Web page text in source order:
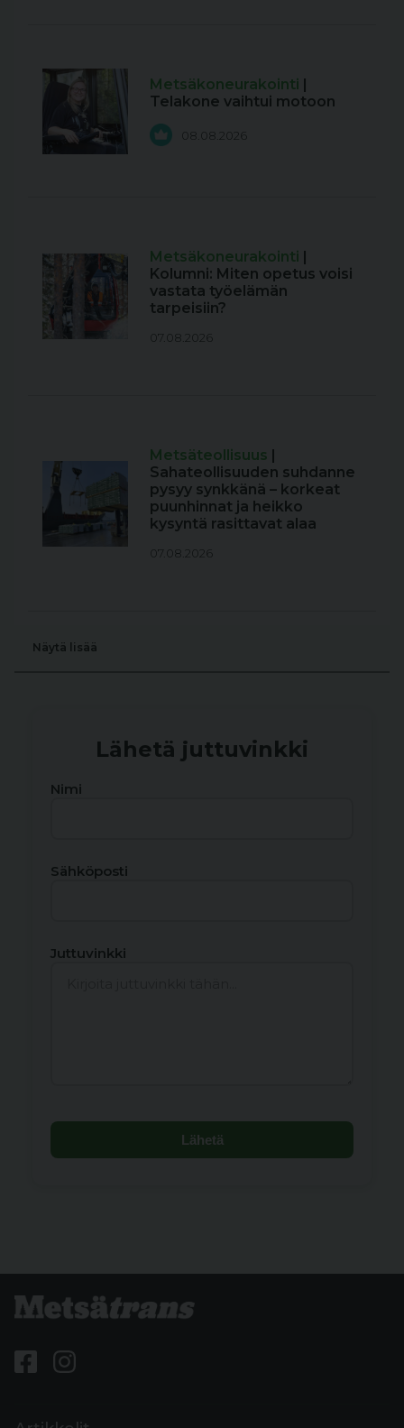
Metsäkoneurakointi
Telakone vaihtui motoon
08.08.2026
Metsäkoneurakointi
Kolumni: Miten opetus voisi
vastata työelämän
tarpeisiin?
07.08.2026
Metsäteollisuus
Sahateollisuuden suhdanne
pysyy synkkänä – korkeat
puunhinnat ja heikko
kysyntä rasittavat alaa
07.08.2026
Näytä lisää
Lähetä juttuvinkki
Nimi
Sähköposti
Juttuvinkki
Lähetä